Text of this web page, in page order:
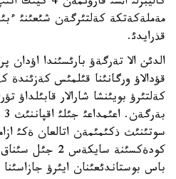
مةملةكةتكة كةلتئرگةن شئعئنئ
قذرايدئ.
الدئن الا تةرگةؤ بارئسئندا اؤدان
قؤدالاؤ ورگانئنا قئلمئس كةزئندة
كةلتئرؤ بويئنشا شارالار قابئلداؤ
سوتئنئث ذكئمئمةن اتالعان ةكئ
كودةكسئنة
باس بوستاندئعئنان ايئرؤ